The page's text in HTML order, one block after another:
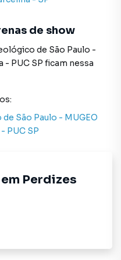
de show
de São Paulo -
- PUC SP ficam nessa
:
São Paulo - MUGEO
PUC SP
Perdizes